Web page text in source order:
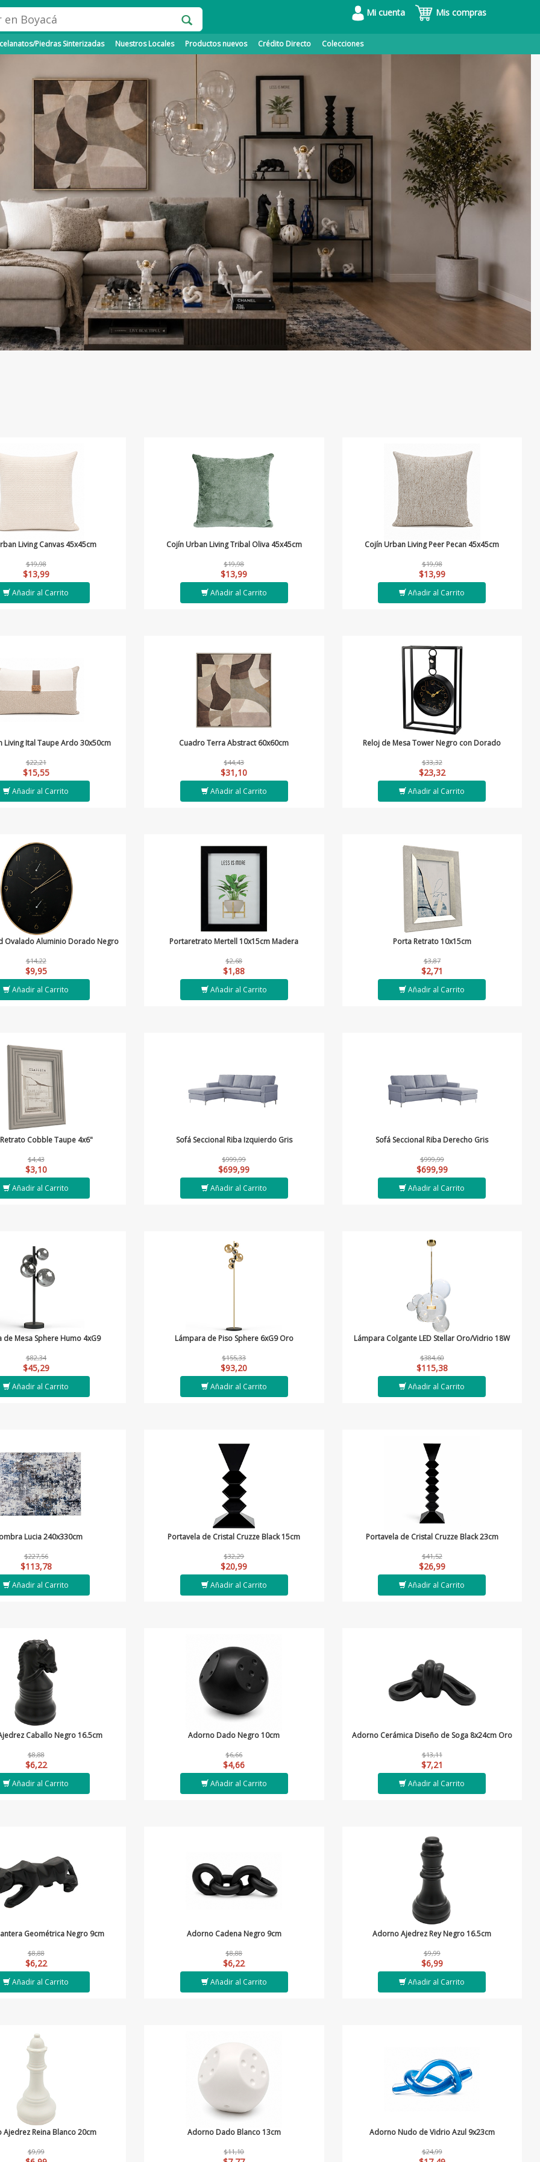
Mi cuenta Mis compras
Piedras Sinterizadas Nuestros Locales Productos nuevos Crédito Directo Colecciones
Living Canvas 45x45cm
$19,98
$13,99
Añadir al Carrito
Cojín Urban Living Tribal Oliva 45x45cm
$19,98
$13,99
Añadir al Carrito
Cojín Urban Living Peer Pecan 45x45cm
$19,98
$13,99
Añadir al Carrito
Living Ital Taupe Ardo 30x50cm
$22,21
$15,55
Añadir al Carrito
Cuadro Terra Abstract 60x60cm
$44,43
$31,10
Añadir al Carrito
Reloj de Mesa Tower Negro con Dorado
$33,32
$23,32
Añadir al Carrito
Ovalado Aluminio Dorado Negro
$14,22
$9,95
Añadir al Carrito
Portaretrato Mertell 10x15cm Madera
$2,68
$1,88
Añadir al Carrito
Porta Retrato 10x15cm
$3,87
$2,71
Añadir al Carrito
Cobble Taupe 4x6"
$4,43
$3,10
Añadir al Carrito
Sofá Seccional Riba Izquierdo Gris
$999,99
$699,99
Añadir al Carrito
Sofá Seccional Riba Derecho Gris
$999,99
$699,99
Añadir al Carrito
de Mesa Sphere Humo 4xG9
$82,34
$45,29
Añadir al Carrito
Lámpara de Piso Sphere 6xG9 Oro
$155,33
$93,20
Añadir al Carrito
Lámpara Colgante LED Stellar Oro/Vidrio 18W
$384,60
$115,38
Añadir al Carrito
Lucia 240x330cm
$227,56
$113,78
Añadir al Carrito
Portavela de Cristal Cruzze Black 15cm
$32,29
$20,99
Añadir al Carrito
Portavela de Cristal Cruzze Black 23cm
$41,52
$26,99
Añadir al Carrito
Caballo Negro 16.5cm
$8,88
$6,22
Añadir al Carrito
Adorno Dado Negro 10cm
$6,66
$4,66
Añadir al Carrito
Adorno Cerámica Diseño de Soga 8x24cm Oro
$13,11
$7,21
Añadir al Carrito
Geométrica Negro 9cm
$8,88
$6,22
Añadir al Carrito
Adorno Cadena Negro 9cm
$8,88
$6,22
Añadir al Carrito
Adorno Ajedrez Rey Negro 16.5cm
$9,99
$6,99
Añadir al Carrito
Ajedrez Reina Blanco 20cm
$9,99
Adorno Dado Blanco 13cm
$11,10
Adorno Nudo de Vidrio Azul 9x23cm
$24,99